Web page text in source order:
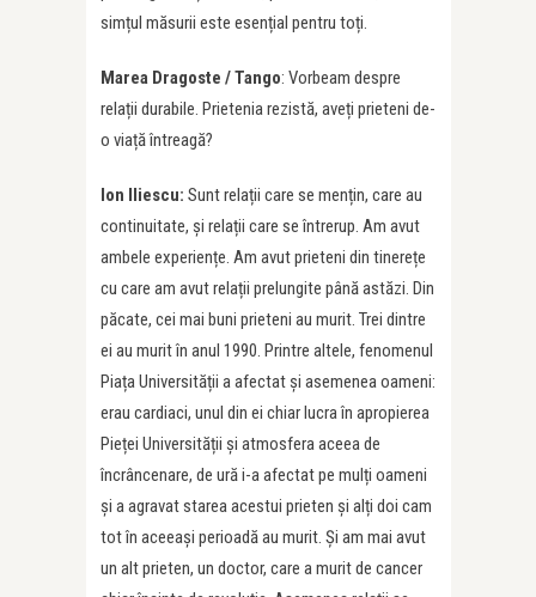
simțul măsurii este esențial pentru toți.
Marea Dragoste / Tango: Vorbeam despre
relații durabile. Prietenia rezistă, aveți prieteni de-
o viață întreagă?
Ion Iliescu: Sunt relații care se mențin, care au
continuitate, și relații care se întrerup. Am avut
ambele experiențe. Am avut prieteni din tinerețe
cu care am avut relații prelungite până astăzi. Din
păcate, cei mai buni prieteni au murit. Trei dintre
ei au murit în anul 1990. Printre altele, fenomenul
Piața Universității a afectat și asemenea oameni:
erau cardiaci, unul din ei chiar lucra în apropierea
Pieței Universității și atmosfera aceea de
încrâncenare, de ură i-a afectat pe mulți oameni
și a agravat starea acestui prieten și alți doi cam
tot în aceeași perioadă au murit. Și am mai avut
un alt prieten, un doctor, care a murit de cancer